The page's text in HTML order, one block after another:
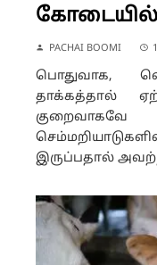
கோடையில்
PACHAI BOOMI
பொதுவாக,
தாக்கத்தால்
இருப்பதால்